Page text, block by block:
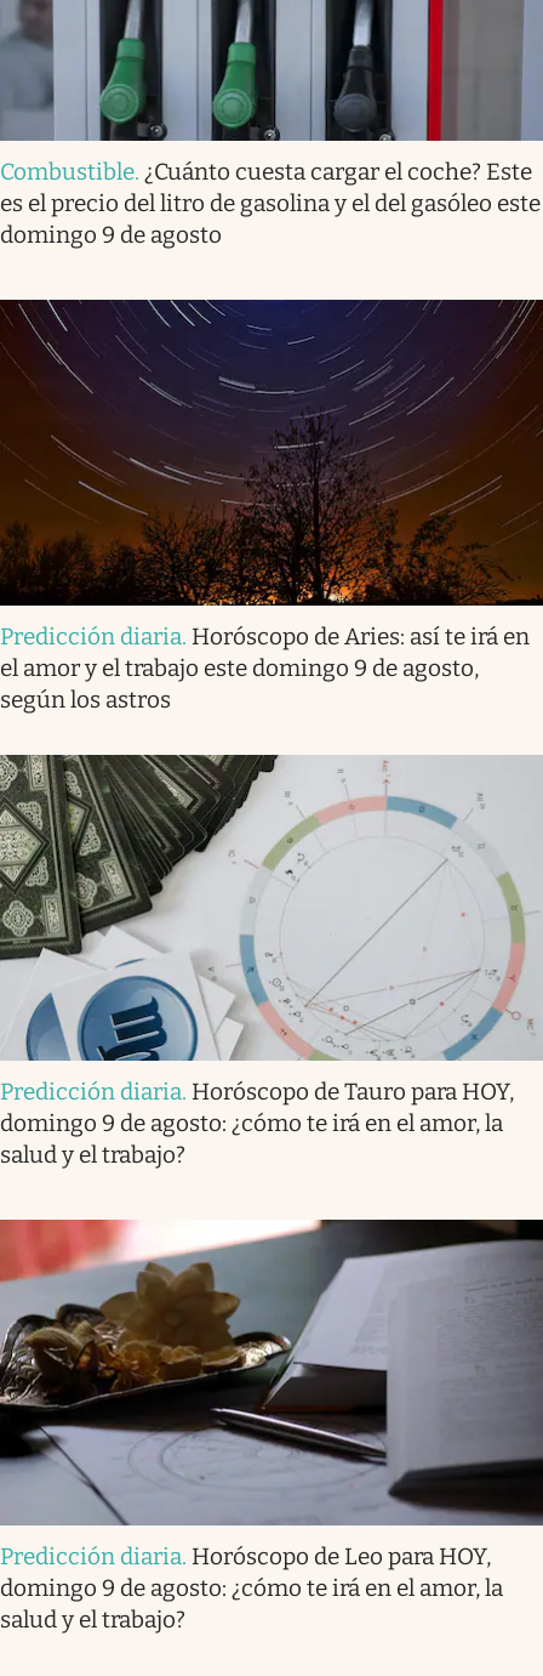
Combustible. ¿Cuánto cuesta cargar el coche? Este
es el precio del litro de gasolina y el del gasóleo este
domingo 9 de agosto
Predicción diaria. Horóscopo de Aries: así te irá en
el amor y el trabajo este domingo 9 de agosto,
según los astros
Predicción diaria. Horóscopo de Tauro para HOY,
domingo 9 de agosto: ¿cómo te irá en el amor, la
salud y el trabajo?
Predicción diaria. Horóscopo de Leo para HOY,
domingo 9 de agosto: ¿cómo te irá en el amor, la
salud y el trabajo?